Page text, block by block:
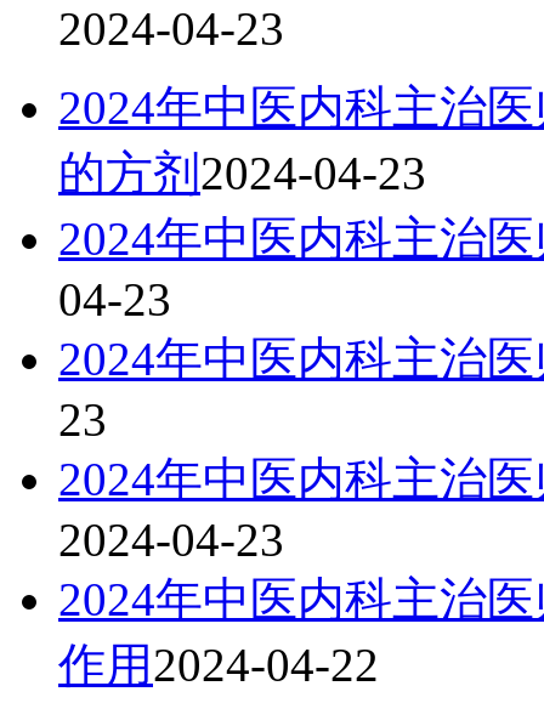
2024-04-23
2024年中医内科主治
的方剂 2024-04-23
2024年中医内科主治
04-23
2024年中医内科主治
23
2024年中医内科主治
2024-04-23
2024年中医内科主治
作用2024-04-22